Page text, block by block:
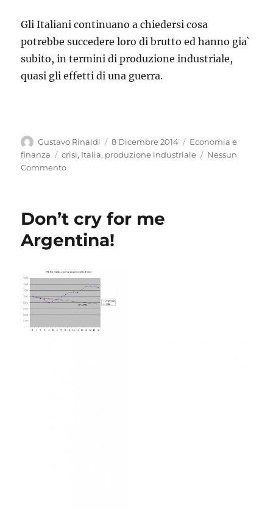
Gli Italiani continuano a chiedersi cosa
potrebbe succedere loro di brutto ed hanno gia`
subito, in termini di produzione industriale,
quasi gli effetti di una guerra.
Autore
Gustavo Rinaldi
Pubblicato
il
8 Dicembre 2014 Categorie
Economia e
finanza
Tag
crisi, Italia, produzione industriale
Nessun
Commento
Don’t cry for me
Argentina!